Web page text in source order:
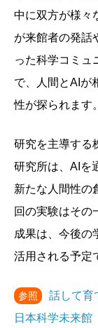
中に双方が様々
が来館者の発話
った科学コミュ
で、人間とAIが
性が探られます。
研究を主導する
研究所は、AIを
新たな人間性の
回の実験はその
成果は、今後の
活用される予定
参照
話して育
日本科学未来館